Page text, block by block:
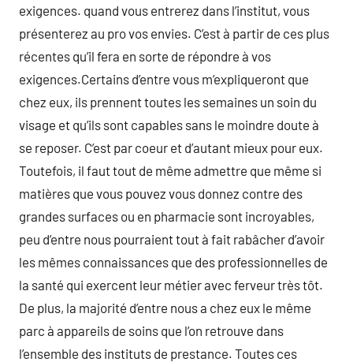
exigences. quand vous entrerez dans l’institut, vous
présenterez au pro vos envies. C’est à partir de ces plus
récentes qu’il fera en sorte de répondre à vos
exigences.Certains d’entre vous m’expliqueront que
chez eux, ils prennent toutes les semaines un soin du
visage et qu’ils sont capables sans le moindre doute à
se reposer. C’est par coeur et d’autant mieux pour eux.
Toutefois, il faut tout de même admettre que même si
matières que vous pouvez vous donnez contre des
grandes surfaces ou en pharmacie sont incroyables,
peu d’entre nous pourraient tout à fait rabâcher d’avoir
les mêmes connaissances que des professionnelles de
la santé qui exercent leur métier avec ferveur très tôt.
De plus, la majorité d’entre nous a chez eux le même
parc à appareils de soins que l’on retrouve dans
l’ensemble des instituts de prestance. Toutes ces